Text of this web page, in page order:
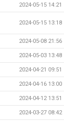
2024-05-15 14:21
2024-05-15 13:18
2024-05-08 21:56
2024-05-03 13:48
2024-04-21 09:51
2024-04-16 13:00
2024-04-12 13:51
2024-03-27 08:42